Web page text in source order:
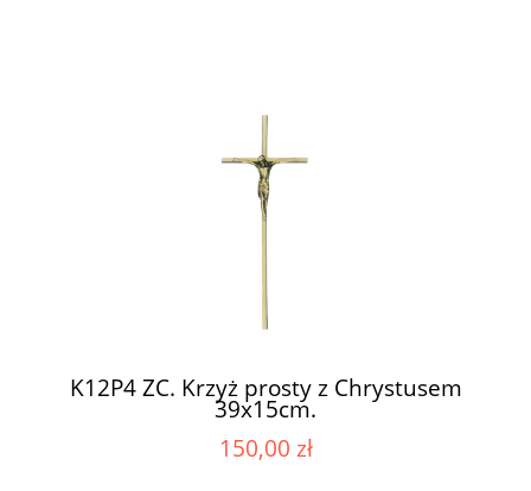
K12P4 ZC. Krzyż prosty z Chrystusem
39x15cm.
150,00 zł